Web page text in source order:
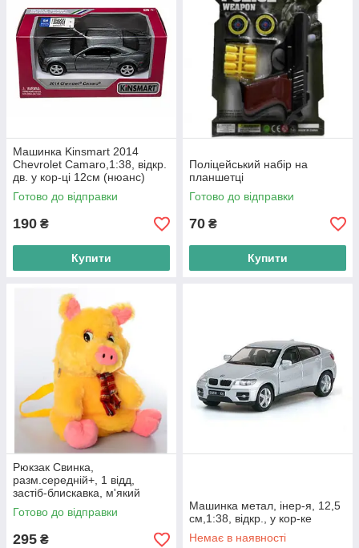
Машинка Kinsmart 2014
Chevrolet Camaro,1:38, відкр.
дв. у кор-ці 12см (нюанс)
Готово до відправки
190 ₴
Купити
Поліцейський набір на
планшетці
Готово до відправки
70 ₴
Купити
Рюкзак Свинка,
разм.середній+, 1 відд,
застіб-блискавка, м'який
Готово до відправки
295 ₴
Машинка метал, інер-я, 12,5
см,1:38, відкр., у кор-ке
Немає в наявності